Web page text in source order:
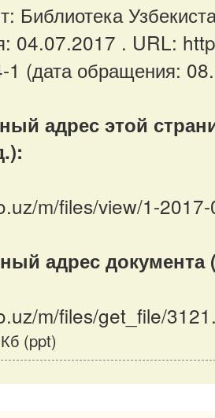
Библиотека
04.07.2017 . URL:
1 (дата обращения:
адрес этой
m/files/view/1-
адрес
m/files/get_file/
(ppt)